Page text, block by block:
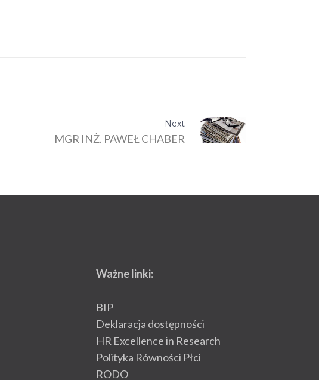
Next
MGR INŻ. PAWEŁ CHABER
Ważne linki:
BIP
Deklaracja dostępności
HR Excellence in Research
Polityka Równości Płci
RODO